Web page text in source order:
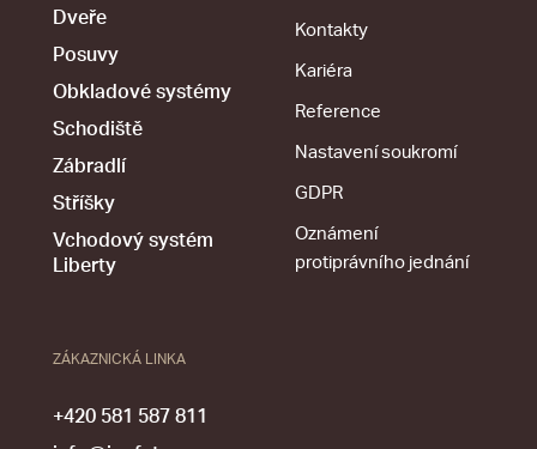
Dveře
Posuvy
Obkladové systémy
Schodiště
Zábradlí
Stříšky
Vchodový systém
Liberty
Kontakty
Kariéra
Reference
Nastavení soukromí
GDPR
Oznámení
protiprávního jednání
ZÁKAZNICKÁ LINKA
+420 581 587 811